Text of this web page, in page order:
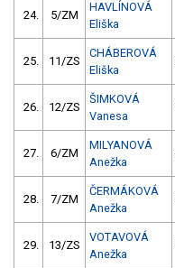
24. 5/ZM
HAVLÍNOVÁ
Eliška
25. 11/ZS
CHÁBEROVÁ
Eliška
26. 12/ZS
ŠIMKOVÁ
Vanesa
27. 6/ZM
MILYANOVÁ
Anežka
28. 7/ZM
ČERMÁKOVÁ
Anežka
29. 13/ZS
VOTAVOVÁ
Anežka